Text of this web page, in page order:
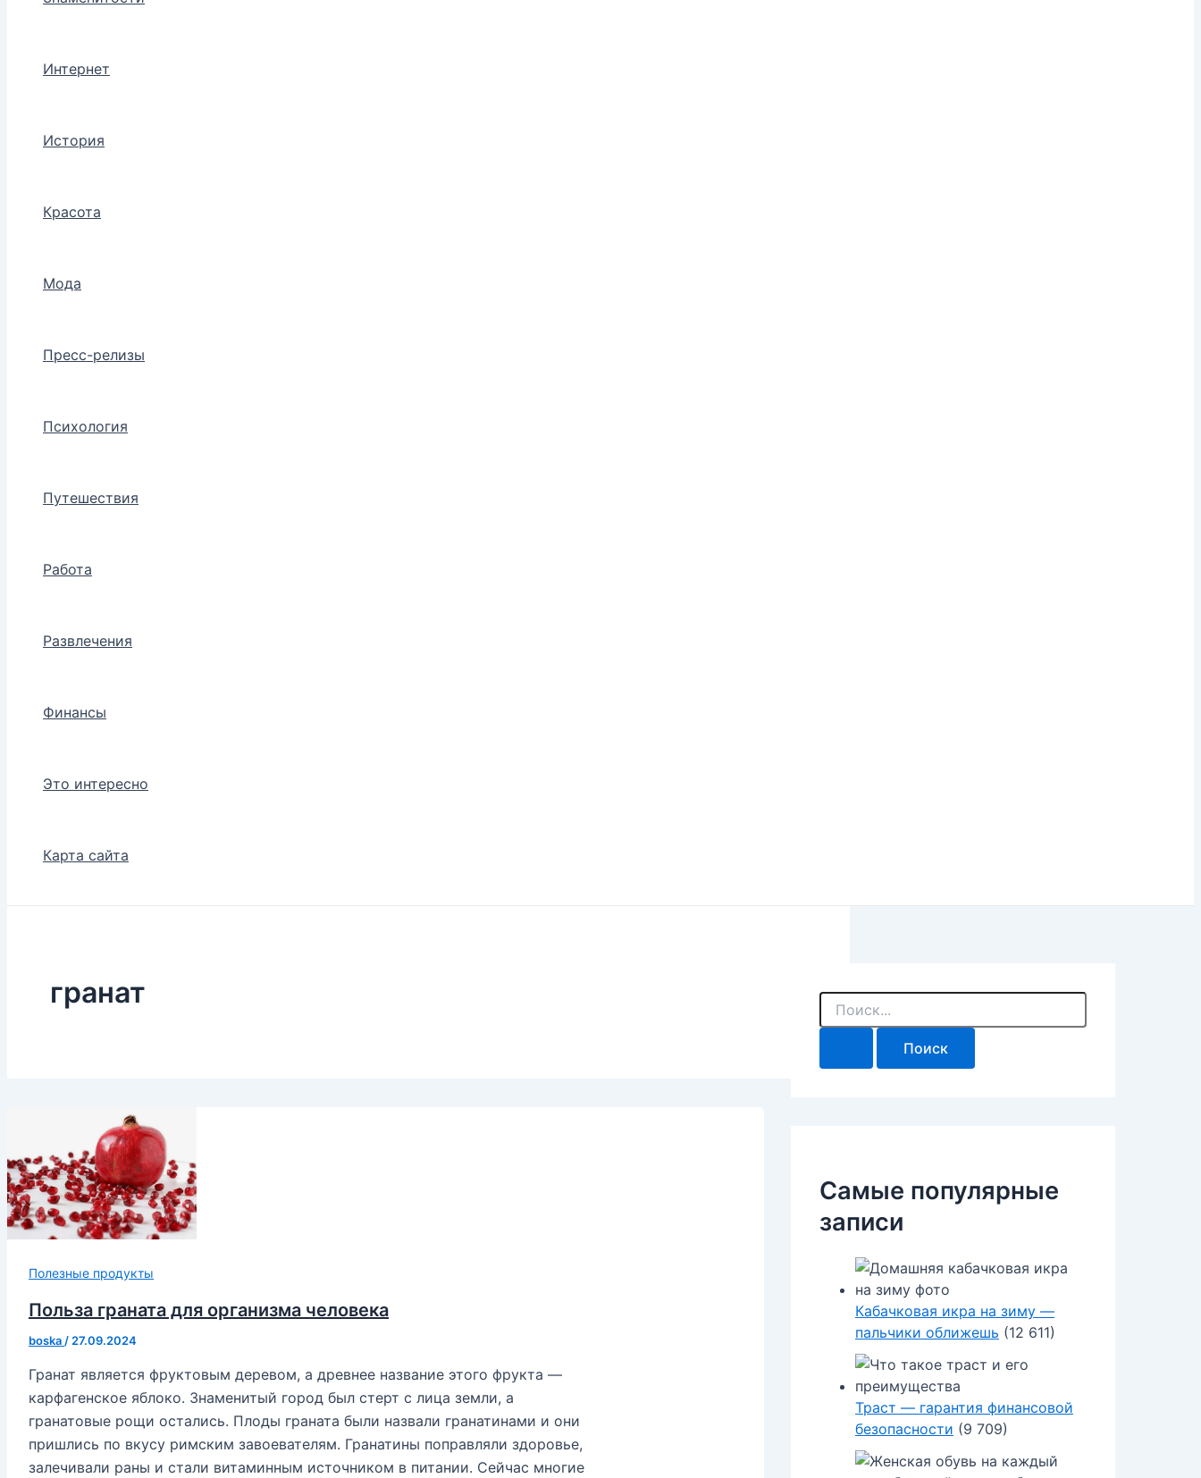
Интернет
История
Красота
Мода
Пресс-релизы
Психология
Путешествия
Работа
Развлечения
Финансы
Это интересно
Карта сайта
гранат
Полезные продукты
Польза граната для организма человека
boska/27.09.2024
Гранат является фруктовым деревом, а древнее название этого фрукта —
карфагенское яблоко. Знаменитый город был стерт с лица земли, а
гранатовые рощи остались. Плоды граната были назвали гранатинами и они
пришлись по вкусу римским завоевателям. Гранатины поправляли здоровье,
залечивали раны и стали витаминным источником в питании. Сейчас многие
П
и
к
Самые популярные
записи
Кабачковая икра на зиму —
пальчики оближешь (12 611)
Траст — гарантия финансовой
безопасности (9 709)